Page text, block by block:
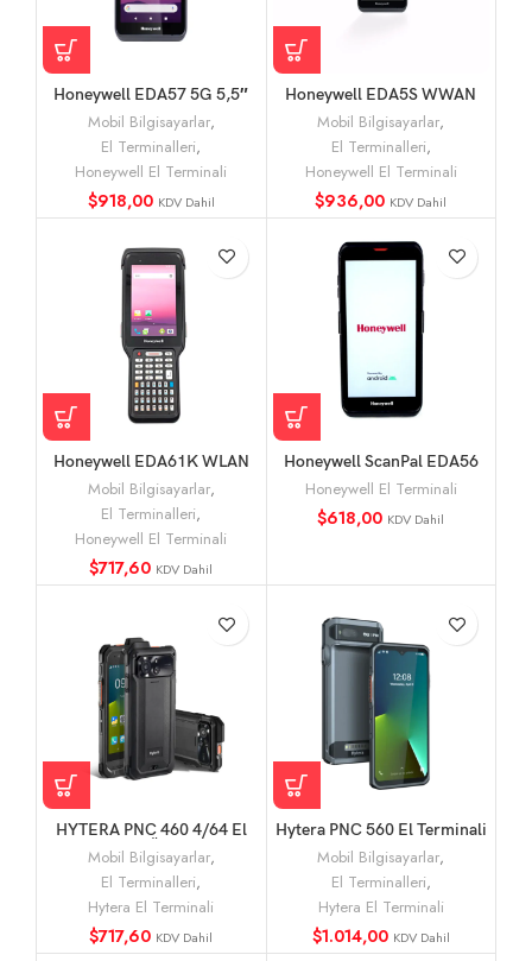
Honeywell EDA57 5G 5,5″
WWAN WLAN AND12 El
Terminali
Mobil Bilgisayarlar,
El Terminalleri,
Honeywell El Terminali
$918,00 KDV Dahil
Honeywell EDA5S WWAN
AND11 El Terminali
Mobil Bilgisayarlar,
El Terminalleri,
Honeywell El Terminali
$936,00 KDV Dahil
Honeywell EDA61K WLAN
ANum 6703 El Terminali
Mobil Bilgisayarlar,
El Terminalleri,
Honeywell El Terminali
$717,60 KDV Dahil
Honeywell ScanPal EDA56
Wi-Fi 6 Destekli Yeni Nesil
Endüstriyel El Terminali
Honeywell El Terminali
$618,00 KDV Dahil
HYTERA PNC 460 4/64 El
Terminali Özellikleri
Mobil Bilgisayarlar,
El Terminalleri,
Hytera El Terminali
$717,60 KDV Dahil
Hytera PNC 560 El Terminali
(Barkodlu)
Mobil Bilgisayarlar,
El Terminalleri,
Hytera El Terminali
$1.014,00 KDV Dahil